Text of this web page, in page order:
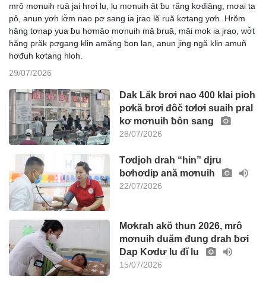
mrô mơnuih ruă jai hrơi lu, lu mơnuih ăt ƀu răng kơđiăng, mơai ta
pô, anun yơh lơ̆m nao pơ sang ia jrao lĕ ruă kơtang yơh. Hrŏm
hăng tơnap yua ƀu hơmâo mơnuih mă bruă, măi mok ia jrao, wơ̆t
hăng prăk pơgang klin amăng ƀon lan, anun jing ngă klin amuñ
hơđuh kơtang hloh.
29/07/2026
Dak Lăk brơi nao 400 klai pioh
pơkă brơi đôč tơlơi suaih pral
kơ mơnuih ƀôn sang
28/07/2026
Tơdjoh drah “hin” djru
bơhơdip ană mơnuih
22/07/2026
Mơkrah akŏ thun 2026, mrô
mơnuih duăm đung drah ƀơi
Dap Kơdư lu đĭ lu
15/07/2026